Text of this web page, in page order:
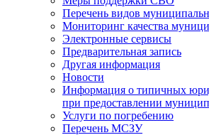
Перечень видов
Мониторинг качества
Электронные сервисы
Предварительная запись
Другая информация
Новости
Информация о типичных
при предоставлении
Услуги по погребению
Перечень МСЗУ